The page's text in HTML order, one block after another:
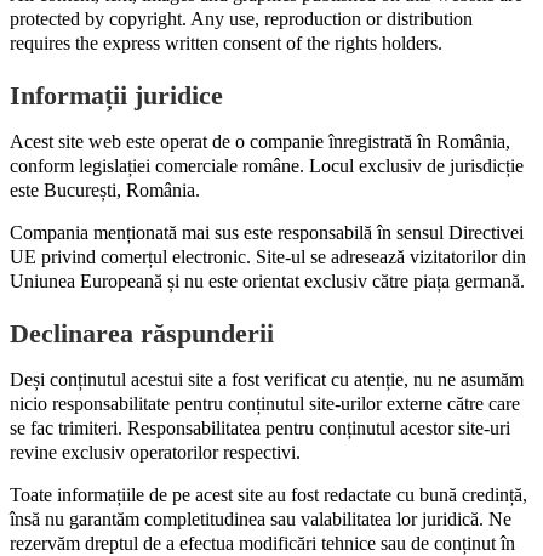
protected by copyright. Any use, reproduction or distribution
requires the express written consent of the rights holders.
Informații juridice
Acest site web este operat de o companie înregistrată în România,
conform legislației comerciale române. Locul exclusiv de jurisdicție
este București, România.
Compania menționată mai sus este responsabilă în sensul Directivei
UE privind comerțul electronic. Site-ul se adresează vizitatorilor din
Uniunea Europeană și nu este orientat exclusiv către piața germană.
Declinarea răspunderii
Deși conținutul acestui site a fost verificat cu atenție, nu ne asumăm
nicio responsabilitate pentru conținutul site-urilor externe către care
se fac trimiteri. Responsabilitatea pentru conținutul acestor site-uri
revine exclusiv operatorilor respectivi.
Toate informațiile de pe acest site au fost redactate cu bună credință,
însă nu garantăm completitudinea sau valabilitatea lor juridică. Ne
rezervăm dreptul de a efectua modificări tehnice sau de conținut în